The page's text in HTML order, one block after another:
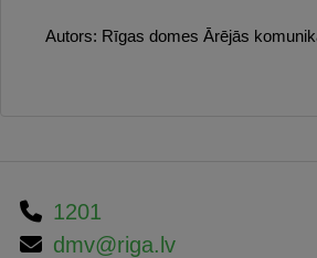
Autors: Rīgas domes Ārējās
1201
dmv@riga.lv